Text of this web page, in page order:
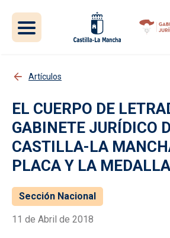
Artículos
EL CUERPO DE
GABINETE JURÍDICO
CASTILLA-LA
PLACA Y LA MEDALLA
Sección Nacional
11 de Abril de 2018